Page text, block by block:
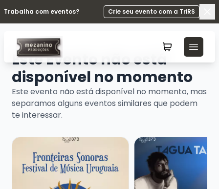
Trabalha com eventos?
Crie seu evento com a TriRS
Este Evento não está
disponível no momento
Este evento não está disponível no momento, mas
separamos alguns eventos similares que podem
te interessar.
Veja mais sobre FRONTEIRAS SONORAS – FESTIVAL
Veja mais sobre